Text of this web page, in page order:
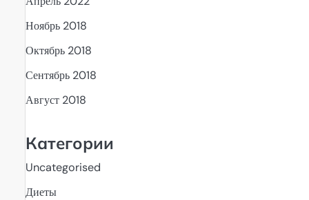
Ноябрь 2018
Октябрь 2018
Сентябрь 2018
Август 2018
Категории
Uncategorised
Диеты